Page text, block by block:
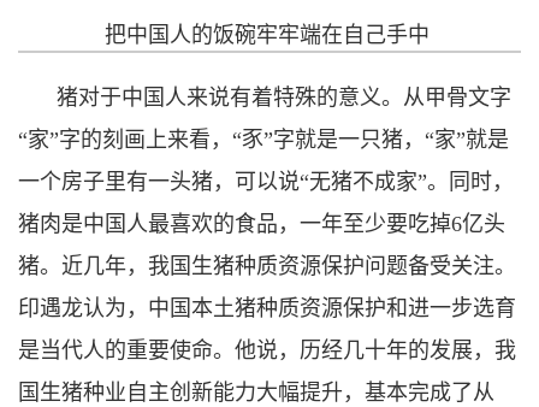
把中国人的饭碗牢牢端在自己手中
猪对于中国人来说有着特殊的意义。从甲骨文字
“家”字的刻画上来看，“豕”字就是一只猪，“家”就是
一个房子里有一头猪，可以说“无猪不成家”。同时，
猪肉是中国人最喜欢的食品，一年至少要吃掉6亿头
猪。近几年，我国生猪种质资源保护问题备受关注。
印遇龙认为，中国本土猪种质资源保护和进一步选育
是当代人的重要使命。他说，历经几十年的发展，我
国生猪种业自主创新能力大幅提升，基本完成了从